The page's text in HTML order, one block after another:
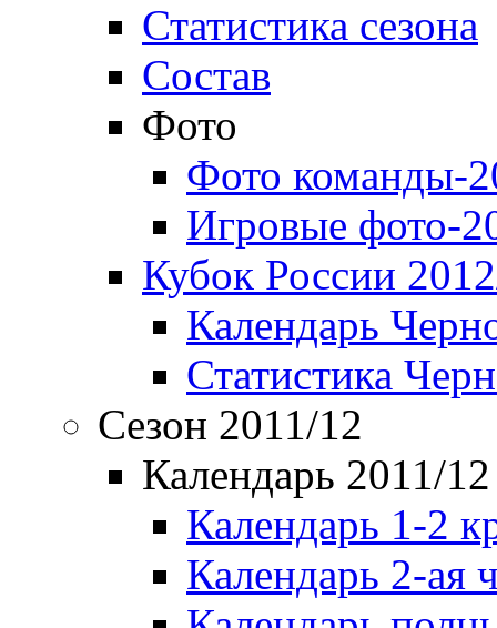
Статистика сезона
Состав
Фото
Фото команды-
Игровые фото-
Кубок России
Календарь
Статистика
Сезон 2011/12
Календарь 2011/12
Календарь 1-2
Календарь 2-ая